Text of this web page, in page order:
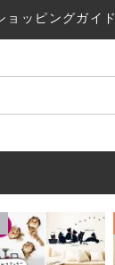
ッピングガイド